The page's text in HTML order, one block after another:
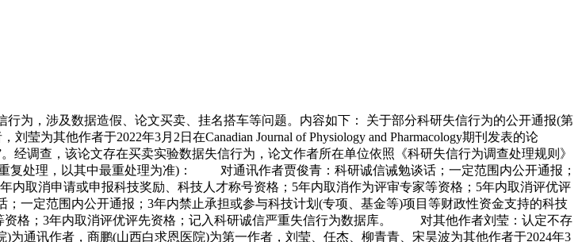
奖励和荣誉；10年内取消申请或申报科技奖励、科技人才称号、评审专家等资格；3年内取消申请或申报专业技术职务职称晋升、评优评先资格；3年内暂停招收研究生；记入科研诚信严重失信行为数据库；追回该论文涉及的科研奖励及版面费资助。 对第一作者黄锦庆：科研诚信诫勉谈话；一定范围内公开通报；10年内禁止承担或参与科技计划(专项、基金等)项目等财政性资金支持的科技活动；10年内取消申请或申报科技奖励、科技人才称号、评审专家等资格；2年内取消申请或申报专业技术职务职称晋升、评优评先资格；记入科研诚信严重失信行为数据库；追回该论文涉及的科研奖励。 对其他作者洪浪、沈滨华、周云英、兰建芸：认定不存在科研失信行为，予以科研诚信警示教育。 九、罗荣(江西省人民医院)为通讯作者兼第一作者，李岚、肖凡、付劲松为其他作者于2022年4月23日在Inflammation期刊发表的论文“LncRNA FLG-AS1 Mitigates Diabetic Retinopathy by Regulating Retinal Epithelial Cell Inflammation, Oxidative Stress, and Apoptosis via miR-380-3p/SOCS6 Axis”。经调查，该论文存在编造研究过程、篡改研究记录等失信行为，论文作者所在单位依照《科研失信行为调查处理规则》(国科发监〔2022〕221号)对相关责任人作出如下处理(同一失信人员多案合并处理，不重复处理，以其中最重处理为准)： 对通讯作者兼第一作者罗荣：科研诚信诫勉谈话；一定范围内公开通报；10年内禁止承担或参与科技计划(专项、基金等)项目等财政性资金支持的科技活动；终止或撤销利用科研失信行为获得的财政性资金支持、相关学术奖励和荣誉；10年内取消申请或申报科技奖励、科技人才称号、评审专家等资格；3年内取消申请或申报专业技术职务职称晋升、评优评先资格；3年内暂停招收研究生；记入科研诚信严重失信行为数据库；追回该论文涉及的科研奖励及版面费资助。 对其他作者李岚、肖凡、付劲松：认定不存在科研失信行为，予以科研诚信警示教育。 十、李三军(江西省人民医院)为通讯作者，王智勇(抚州市第一人民医院)为第一作者，邵靓、蔡新勇、周宇璇、洪浪为其他作者于2022年12月15日在Journal of Cardiac Surgery期刊发表的论文“The potential function of SP1 and CPPED1 in restenosis after percutaneous coronary intervention”。经调查，该论文存在编造研究过程、篡改研究记录等失信行为，论文作者所在单位依照《科研失信行为调查处理规则》(国科发监〔2022〕221号)对相关责任人作出如下处理(同一失信人员多案合并处理，不重复处理，以其中最重处理为准)： 对通讯作者李三军：科研诚信诫勉谈话；一定范围内公开通报；10年内禁止承担或参与科技计划(专项、基金等)项目等财政性资金支持的科技活动；终止或撤销利用科研失信行为获得的财政性资金支持、相关学术奖励和荣誉；10年内取消申请或申报科技奖励、科技人才称号、评审专家等资格；3年内取消申请或申报专业技术职务职称晋升、评优评先资格；3年内暂停招收研究生；记入科研诚信严重失信行为数据库；追回该论文涉及的科研奖励及版面费资助。 对第一作者王智勇：科研诚信诫勉谈话；一定范围内公开通报；10年内禁止承担或参与科技计划(专项、基金等)项目等财政性资金支持的科技活动；2年内取消申请或申报科技奖励、科技人才称号、评审专家等资格；1年内取消申请或申报专业技术职务职称晋升；终身取消作为医院学术委员会、医院伦理委员会提名或推荐人资格；涉事论文终身不得用于申报课题、科技奖励等任何情形；记入科研诚信严重失信行为数据库。 对其他作者邵靓、蔡新勇、周宇璇、洪浪：认定不存在科研失信行为，予以科研诚信警示教育。 十一、吴志瑛(南昌三三四医院)为通讯作者，熊凯(南昌大学第四附属医院)为第一作者于2023年12月21日在Biochemical Genetics期刊发表的论文“Sevoflurane Confers Protection Against the Malignant Phenotypes of Lung Cancer Cells via the microRNA-153-3p/HIF1α/KDM2B Axis”。经调查，该论文存在买卖、代写、代投论文等失信行为，论文作者所在单位依照《科研失信行为调查处理规则》(国科发监〔2022〕221号)对相关责任人作出如下处理： 对通讯作者吴志瑛：一定范围内公开通报；10年内禁止承担或参与科技计划(专项、基金等)项目等财政性资金支持的科技活动；10年内取消申请或申报科技奖励、科技人才称号等资格；10年内取消申请或申报专业技术职务职称晋升；记入科研诚信严重失信行为数据库；追回该论文涉及的科研奖励。 对第一作者熊凯：科研诚信诫勉谈话；10年内禁止承担或参与科技计划(专项、基金等)项目等财政性资金支持的科技活动；记入科研诚信严重失信行为数据库。 十二、戴锋(萍乡市人民医院)为通讯作者兼第一作者，谢佐君、杨启明、钟庄龙、钟纯、邱永亮为其他作者于2022年7月6日在Brazilian Journal Of Otorhinolaryngology期刊发表的论文“MicroRNA-375 inhibits laryngeal squamous cell carcinoma progression via targeting CST1”。经调查，该论文存在买卖实验研究数据、代写代投论文等失信行为，论文作者所在单位依照《科研失信行为调查处理规则》(国科发监〔2022〕221号)对相关责任人作出如下处理： 对通讯作者兼第一作者戴锋：科研诚信诫勉谈话；一定范围内公开通报；10年内禁止承担或参与科技计划(专项、基金等)项目等财政性资金支持的科技活动；10年内取消作为提名人或推荐人、被提名人或被推荐人、评审专家等资格；5年内取消申请或申报专业技术职务职称晋升资格；记入科研诚信严重失信行为数据库。 对其他作者谢佐君、杨启明、钟庄龙、钟纯、邱永亮：科研诚信诫勉谈话。 十三、曾淦华(赣州市人民医院)为通讯作者，赖卫强(赣州市人民医院)、乐永宏(赣州市人民医院)为第一作者于2023年8月27日在Current Molecular Medicine期刊发表的论文“MicroRNA-34c-5p Reduces Malignant Properties of Lung Cancer Cells through Regulation of TBL1XR1/Wnt/β-catenin Signaling”。经调查，该论文存在买卖实验研究数据、代写代投论文等失信行为，论文作者所在单位依照《科研失信行为调查处理规则》(国科发监〔2022〕221号)对相关责任人作出如下处理： 对通讯作者曾淦华：科研诚信诫勉谈话；一定范围内公开通报；10年内禁止承担或参与科技计划(专项、基金等)项目等财政性资金支持的科技活动；10年内取消申请或申报科技奖励、科技人才称号、评审专家等资格；3年内取消申请或申报专业技术职务职称晋升、评优评先资格；记入科研诚信严重失信行为数据库；追回该论文涉及的科研奖励。 对第一作者赖卫强：科研诚信诫勉谈话；一定范围内公开通报；10年内禁止承担或参与科技计划(专项、基金等)项目等财政性资金支持的科技活动；10年内取消申请或申报科技奖励、科技人才称号、评审专家等资格；3年内取消申请或申报专业技术职务职称晋升、评优评先资格；记入科研诚信严重失信行为数据库；追回该论文涉及的科研奖励。 对第一作者乐永宏：科研诚信诫勉谈话；一定范围内公开通报；追回该论文涉及的科研奖励。 十四、戴启心(赣州市人民医院)为通讯作者，周林(赣州市人民医院)为第一作者，邓小红、肖修林、廖永晖、陈文辉为其他作者于2022年11月1日在Tissue &amp;Cell期刊发表的论文“Kruppel-like factor 9 inhibits growth and metastasis of cholangiocarcinoma cells by targeted regulation of metallothionein 1 M transcription”。经调查，该论文存在买卖实验研究数据、代写代投论文等失信行为，论文作者所在单位依照《科研失信行为调查处理规则》(国科发监〔2022〕221号)对相关责任人作出如下处理： 对通讯作者戴启心：科研诚信诫勉谈话；一定范围内公开通报；10年内禁止承担或参与科技计划(专项、基金等)项目等财政性资金支持的科技活动；10年内取消申请或申报科技奖励、科技人才称号、评审专家等资格；3年内取消申请或申报专业技术职务职称晋升、评优评先资格；记入科研诚信严重失信行为数据库。 对第一作者周林：科研诚信诫勉谈话；一定范围内公开通报；10年内禁止承担或参与科技计划(专项、基金等)项目等财政性资金支持的科技活动；10年内取消申请或申报科技奖励、科技人才称号、评审专家等资格；3年内取消申请或申报专业技术职务职称晋升、评优评先资格；记入科研诚信严重失信行为数据库。 对其他作者邓小红、肖修林、廖永晖、陈文辉：科研诚信诫勉谈话；一定范围内公开通报。 十五、谢晓峰(上饶市立医院)为通讯作者，余明(上饶市立医院)为第一作者，易政国、陈声辉、陈晓鹏为其他作者于2022年6月22日在Folia Histochemica Et Cytobiologica发表的论文“MIR4435-2HG, miR-125b-5p, and Sema4D axis affects the aggressiveness of colorectal cancer cells”。经调查，该论文存在买卖、代写、代投论文等失信行为，论文所在单位依照《科研失信行为调查处理规则》(国科发监〔2022〕221号)对相关责任人作出如下处理： 对通讯作者谢晓峰：科研诚信诫勉谈话。 对第一作者余明：科研诚信诫勉谈话；一定范围内公开通报；10年内禁止承担或参与科技计划(专项、基金等)项目等财政性资金支持的科技活动；10年内取消作为提名或推荐人，被提名和被推荐人、评审专家等资格；记入科研诚信严重失信行为数据库；追回该论文涉及的科研奖励。 对其他作者易政国、陈声辉、陈晓鹏：科研诚信诫勉谈话。 十六、陈晓勇(江西省妇幼保健院)为通讯作者，梁艳为第一作者，王慧民、陈瑾、陈凌燕为其他作者于2023年5月1日在The Korean Journal of Physiology &amp;Pharmacology期刊发表的论文“Rehmannioside D mitigates disease progression in rats with experimental-induced diminished ovarian reserve via Forkhead Box O1/KLOTHO axis”。经调查，该论文存在代写代投论文等失信行为，论文作者所在单位依照《科研失信行为调查处理规则》(国科发监〔2022〕221号)对相关责任人作出如下处理： 对通讯作者陈晓勇：认定不存在科研失信行为，不予处理。 对第一作者梁艳：科研诚信诫勉谈话；一定范围内公开通报；10年内禁止承担或参与科技计划(专项、基金等)项目等财政性资金支持的科技活动；10年内取消评奖评优资格；终止或撤销利用科研失信行为获得的财政性资金支持；记入科研诚信严重失信行为数据库。 对其他作者王慧民、陈瑾、陈凌燕：认定不存在科研失信行为，不予处理。 十七、陈雪莲(广东省妇幼保健院)为通讯作者兼第一作者，李怡冰、何俊见为其他作者于2023年8月7日在The Journal of Gene Medicine期刊发表的论文“Ovarian cancer classification and prognosis assessment model based on prognostic target genes in key microRNA-target gene networks”。经调查，该论文存在代写、代投论文等失信行为，论文作者所在单位依照《科研失信行为调查处理规则》(国科发监〔2022〕221号)对相关责任人作出如下处理： 对通讯作者兼第一作者陈雪莲：科研诚信诫勉谈话；一定范围内公开通报；10年内禁止承担或参与科